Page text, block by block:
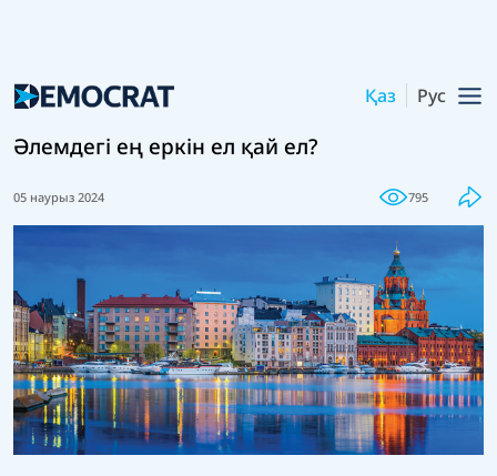
Қаз Рус
Әлемдегі ең еркін ел қай ел?
05 наурыз 2024 795